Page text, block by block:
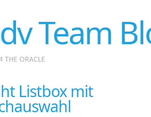
Team
THE ORACLE
Listbox mit